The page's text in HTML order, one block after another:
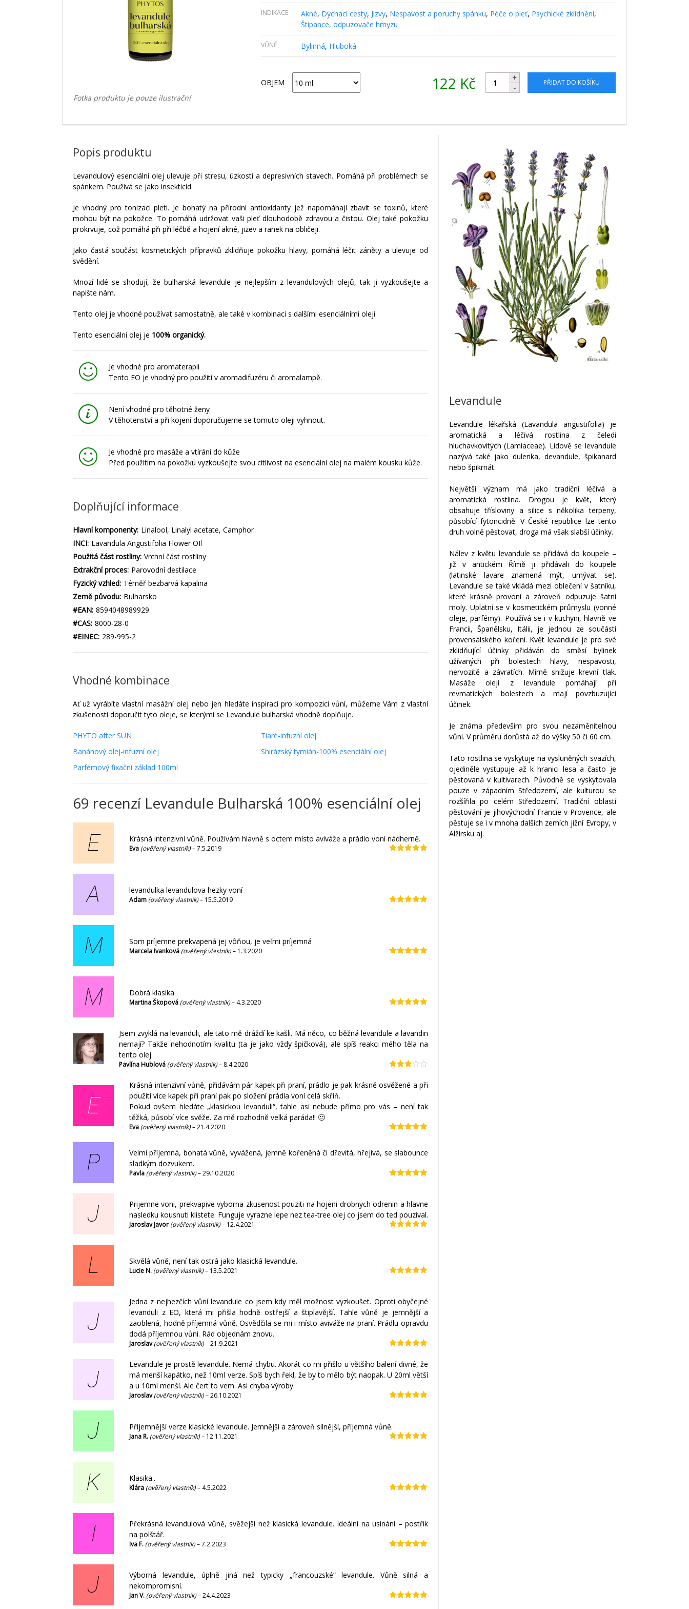
Fotka produktu je pouze ilustrační
INDIKACE Akné, Dýchací cesty, Jizvy, Nespavost a poruchy spánku, Péče o pleť, Psychické zklidnění,
Štípance, odpuzovače hmyzu
VŮNĚ Bylinná, Hluboká
OBJEM 122 Kč PŘIDAT DO KOŠÍKU
Popis produktu
Levandulový esenciální olej ulevuje při stresu, úzkosti a depresivních stavech. Pomáhá při problémech se
spánkem. Používá se jako insekticid.
Je vhodný pro tonizaci pleti. Je bohatý na přírodní antioxidanty jež napomáhají zbavit se toxinů, které
mohou být na pokožce. To pomáhá udržovat vaši pleť dlouhodobě zdravou a čistou. Olej také pokožku
prokrvuje, což pomáhá při při léčbě a hojení akné, jizev a ranek na obličeji.
Jako častá součást kosmetických přípravků zklidňuje pokožku hlavy, pomáhá léčit záněty a ulevuje od
svědění.
Mnozí lidé se shodují, že bulharská levandule je nejlepším z levandulových olejů, tak ji vyzkoušejte a
napište nám.
Tento olej je vhodné používat samostatně, ale také v kombinaci s dalšími esenciálními oleji.
Tento esenciální olej je 100% organický.
Je vhodné pro aromaterapii
Tento EO je vhodný pro použití v aromadifuzéru či aromalampě.
Není vhodné pro těhotné ženy
V těhotenství a při kojení doporučujeme se tomuto oleji vyhnout.
Je vhodné pro masáže a vtírání do kůže
Před použitím na pokožku vyzkoušejte svou citlivost na esenciální olej na malém kousku kůže.
Doplňující informace
Hlavní komponenty: Linalool, Linalyl acetate, Camphor
INCI: Lavandula Angustifolia Flower OIl
Použitá část rostliny: Vrchní část rostliny
Extrakční proces: Parovodní destilace
Fyzický vzhled: Téměř bezbarvá kapalina
Země původu: Bulharsko
#EAN: 8594048989929
#CAS: 8000-28-0
#EINEC: 289-995-2
Vhodné kombinace
Ať už vyrábíte vlastní masážní olej nebo jen hledáte inspiraci pro kompozici vůní, můžeme Vám z vlastní
zkušenosti doporučit tyto oleje, se kterými se Levandule bulharská vhodně doplňuje.
PHYTO after SUN
Banánový olej-infuzní olej
Parfémový fixační základ 100ml
Tiaré-infuzní olej
Shirázský tymián-100% esenciální olej
69 recenzí Levandule Bulharská 100% esenciální olej
E Krásná intenzivní vůně. Používám hlavně s octem místo aviváže a prádlo voní nádherně.
Eva (ověřený vlastník)–7.5.2019
A levandulka levandulova hezky voní
Adam (ověřený vlastník)– 15.5.2019
M Som príjemne prekvapená jej vôňou, je veľmi príjemná
Marcela Ivanková (ověřený vlastník)– 1.3.2020
M Dobrá klasika.
Martina Škopová (ověřený vlastník)– 4.3.2020
Jsem zvyklá na levanduli, ale tato mě dráždí ke kašli. Má něco, co běžná levandule a lavandin
nemají? Takže nehodnotím kvalitu (ta je jako vždy špičková), ale spíš reakci mého těla na
tento olej.
3z 5
Pavlína Hublová (ověřený vlastník)– 8.4.2020
E
Krásná intenzivní vůně, přidávám pár kapek při praní, prádlo je pak krásně osvěžené a při
použití více kapek při praní pak po složení prádla voní celá skříň.
Pokud ovšem hledáte „klasickou levanduli“, tahle asi nebude přímo pro vás – není tak
těžká, působí více svěže. Za mě rozhodně velká paráda!! 🙂
Eva (ověřený vlastník)–21.4.2020
P
Velmi příjemná, bohatá vůně, vyvážená, jemně kořeněná či dřevitá, hřejivá, se slabounce
sladkým dozvukem.
Pavla (ověřený vlastník)–29.10.2020
J
Prijemne voni, prekvapive vyborna zkusenost pouziti na hojeni drobnych odrenin a hlavne
nasledku kousnuti klistete. Funguje vyrazne lepe nez tea-tree olej co jsem do ted pouzival.
Jaroslav Javor (ověřený vlastník)– 12.4.2021
L Skvělá vůně, není tak ostrá jako klasická levandule.
Lucie N. (ověřený vlastník)– 13.5.2021
J
Jedna z nejhezčích vůní levandule co jsem kdy měl možnost vyzkoušet. Oproti obyčejné
levanduli z EO, která mi přišla hodně ostřejší a štiplavější. Tahle vůně je jemnější a
zaoblená, hodně příjemná vůně. Osvědčila se mi i místo aviváže na praní. Prádlu opravdu
dodá příjemnou vůni. Rád objednám znovu.
z 5
Jaroslav(ověřený vlastník)–21.9.2021
J
Levandule je prostě levandule. Nemá chybu. Akorát co mi přišlo u většího balení divné, že
má menší kapátko, než 10ml verze. Spíš bych řekl, že by to mělo být naopak. U 20ml větší
a u 10ml menší. Ale čert to vem. Asi chyba výroby
Jaroslav(ověřený vlastník)–26.10.2021
J Příjemnější verze klasické levandule. Jemnější a zároveň silnější, příjemná vůně.
Jana R. (ověřený vlastník)– 12.11.2021
K Klasika..
Klára (ověřený vlastník)– 4.5.2022
I
Překrásná levandulová vůně, svěžejší než klasická levandule. Ideální na usínání – postřik
na polštář.
Iva F. (ověřený vlastník)–7.2.2023
J
Výborná levandule, úplně jiná než typicky „francouzské“ levandule. Vůně silná a
nekompromisní.
Jan V. (ověřený vlastník)–24.4.2023
Levandule
Levandule lékařská (Lavandula angustifolia) je
aromatická a léčivá rostlina z čeledi
hluchavkovitých (Lamiaceae). Lidově se levandule
nazývá také jako dulenka, devandule, špikanard
nebo špikrnát.
Největší význam má jako tradiční léčivá a
aromatická rostlina. Drogou je květ, který
obsahuje třísloviny a silice s několika terpeny,
působící fytoncidně. V České republice lze tento
druh volně pěstovat, droga má však slabší účinky.
Nálev z květu levandule se přidává do koupele –
již v antickém Římě ji přidávali do koupele
(latinské lavare znamená mýt, umývat se).
Levandule se také vkládá mezi oblečení v šatníku,
které krásně provoní a zároveň odpuzuje šatní
moly. Uplatní se v kosmetickém průmyslu (vonné
oleje, parfémy). Používá se i v kuchyni, hlavně ve
Francii, Španělsku, Itálii, je jednou ze součástí
provensálského koření. Květ levandule je pro své
zklidňující účinky přidáván do směsí bylinek
užívaných při bolestech hlavy, nespavosti,
nervozitě a závratích. Mírně snižuje krevní tlak.
Masáže oleji z levandule pomáhají při
revmatických bolestech a mají povzbuzující
účinek.
Je známa předevšim pro svou nezaměnitelnou
vůni. V průměru dorůstá až do výšky 50 či 60 cm.
Tato rostlina se vyskytuje na vysluněných svazích,
ojediněle vystupuje až k hranici lesa a často je
pěstovaná v kultivarech. Původně se vyskytovala
pouze v západním Středozemí, ale kulturou se
rozšířila po celém Středozemí. Tradiční oblastí
pěstování je jihovýchodní Francie v Provence, ale
pěstuje se i v mnoha dalších zemích jižní Evropy, v
Alžírsku aj.